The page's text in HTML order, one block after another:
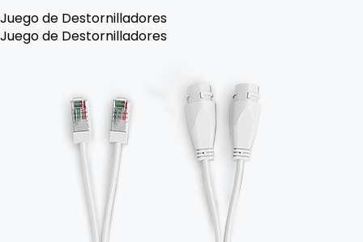
Juego de Destornilladores
Juego de Destornilladores